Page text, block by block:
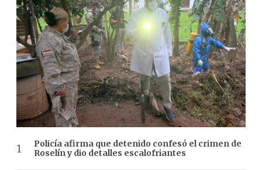
Policía afirma que detenido confesó el crimen de
Roselín y dio detalles escalofriantes